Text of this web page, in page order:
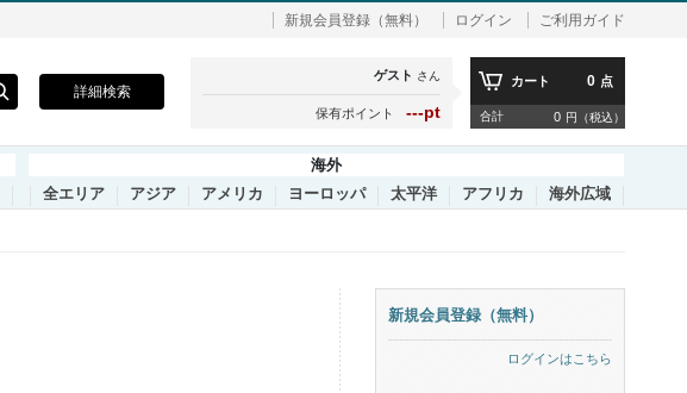
新規会員登録（無料） ログイン ご利用ガイド
詳細検索
ゲスト さん
保有ポイント ---pt
カート 0 点
合計 0 円（税込）
海外
全エリア
アジア アメリカ ヨーロッパ 太平洋 アフリカ 海外広域
新規会員登録（無料）
ログインはこちら